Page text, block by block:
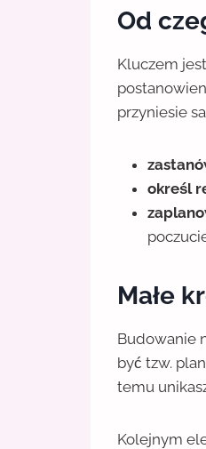
Od
Kluczem
przyniesie
określ
Małe
Budowanie
być tzw.
temu
Kolejnym